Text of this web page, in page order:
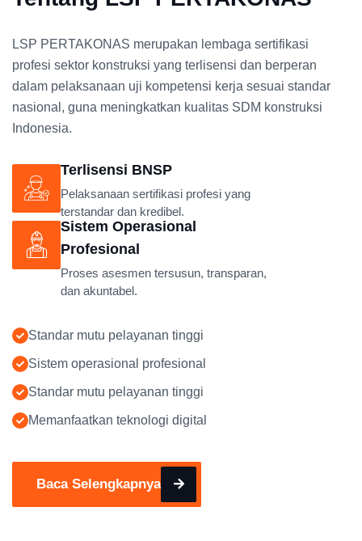
LSP PERTAKONAS merupakan lembaga sertifikasi
profesi sektor konstruksi yang terlisensi dan berperan
dalam pelaksanaan uji kompetensi kerja sesuai standar
nasional, guna meningkatkan kualitas SDM konstruksi
Indonesia.
Terlisensi BNSP
Pelaksanaan sertifikasi profesi yang
terstandar dan kredibel.
Sistem Operasional
Profesional
Proses asesmen tersusun, transparan,
dan akuntabel.
Standar mutu pelayanan tinggi
Sistem operasional profesional
Standar mutu pelayanan tinggi
Memanfaatkan teknologi digital
Baca Selengkapnya